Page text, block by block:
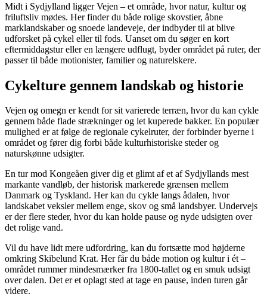
Midt i Sydjylland ligger Vejen – et område, hvor natur, kultur og
friluftsliv mødes. Her finder du både rolige skovstier, åbne
marklandskaber og snoede landeveje, der indbyder til at blive
udforsket på cykel eller til fods. Uanset om du søger en kort
eftermiddagstur eller en længere udflugt, byder området på ruter, der
passer til både motionister, familier og naturelskere.
Cykelture gennem landskab og historie
Vejen og omegn er kendt for sit varierede terræn, hvor du kan cykle
gennem både flade strækninger og let kuperede bakker. En populær
mulighed er at følge de regionale cykelruter, der forbinder byerne i
området og fører dig forbi både kulturhistoriske steder og
naturskønne udsigter.
En tur mod Kongeåen giver dig et glimt af et af Sydjyllands mest
markante vandløb, der historisk markerede grænsen mellem
Danmark og Tyskland. Her kan du cykle langs ådalen, hvor
landskabet veksler mellem enge, skov og små landsbyer. Undervejs
er der flere steder, hvor du kan holde pause og nyde udsigten over
det rolige vand.
Vil du have lidt mere udfordring, kan du fortsætte mod højderne
omkring Skibelund Krat. Her får du både motion og kultur i ét –
området rummer mindesmærker fra 1800-tallet og en smuk udsigt
over dalen. Det er et oplagt sted at tage en pause, inden turen går
videre.